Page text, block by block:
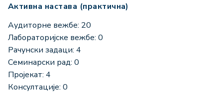
Активна настава (практична)
Аудиторне вежбе: 20
Лабораторијске вежбе: 0
Рачунски задаци: 4
Семинарски рад: 0
Пројекат: 4
Консултације: 0